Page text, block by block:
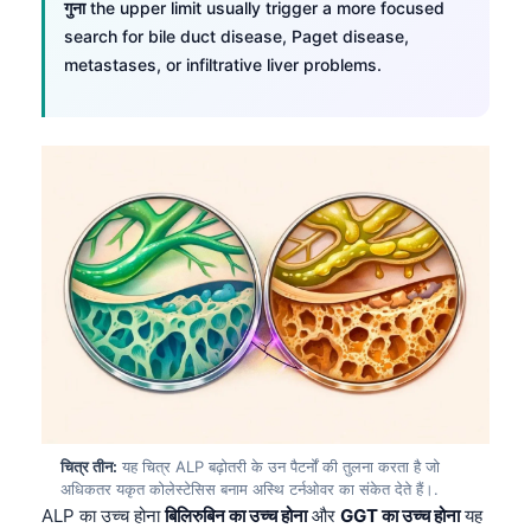
गुनाthe upper limit usually trigger a more focused
search for bile duct disease, Paget disease,
metastases, or infiltrative liver problems.
चित्र तीन: यह चित्र ALP बढ़ोतरी के उन पैटर्नों की तुलना करता है जो
अधिकतर यकृत कोलेस्टेसिस बनाम अस्थि टर्नओवर का संकेत देते हैं।.
ALP का उच्च होनाबिलिरुबिन का उच्च होनाऔर GGT का उच्च होनायह